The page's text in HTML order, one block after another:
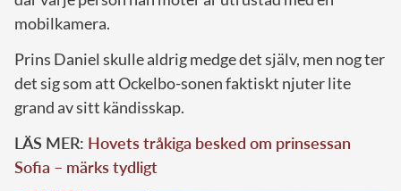
mobilkamera.
Prins Daniel skulle aldrig medge det själv, men nog ter
det sig som att Ockelbo-sonen faktiskt njuter lite
grand av sitt kändisskap.
LÄS MER: Hovets tråkiga besked om prinsessan
Sofia – märks tydligt